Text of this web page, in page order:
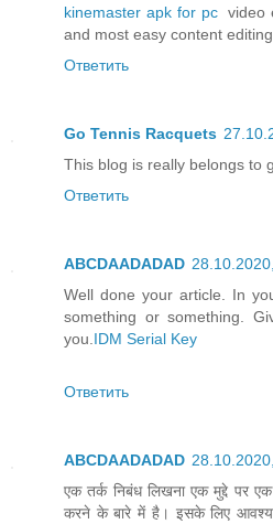
kinemaster apk for pcvideo
and most easy content
Ответить
Go Tennis Racquets
This blog is really belongs to
Ответить
ABCDAADADAD
Well done your article. In
something or something.
you. IDM Serial Key
Ответить
ABCDAADADAD
एक तर्क निबंध लिखना एक मुद्दे पर
करने के बारे में है। इसके लिए